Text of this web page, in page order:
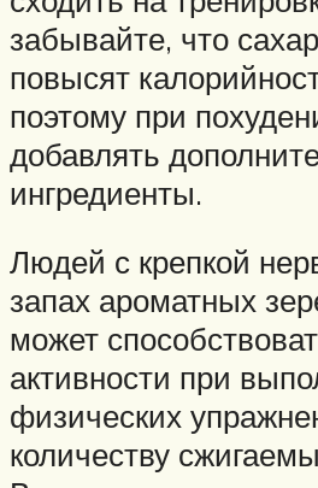
забывайте, что
повысят
поэтому при
добавлять
ингредиенты.
Людей с крепкой
запах ароматных
может
активности при
физических
количеству